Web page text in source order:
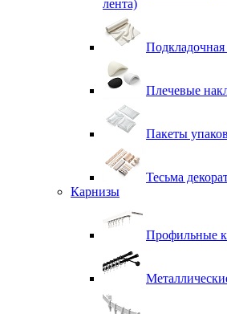
лента)
Подкладочная
Плечевые
Пакеты
Тесьма
Карнизы
Профильные